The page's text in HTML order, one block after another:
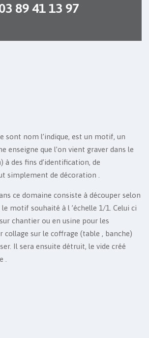
89 41 13 97
sont nom l’indique, est un motif, un
enseigne que l’on vient graver dans le
à des fins d’identification, de
simplement de décoration .
ce domaine consiste à découper selon
motif souhaité à l ’échelle 1/1. Celui ci
chantier ou en usine pour les
collage sur le coffrage (table , banche)
Il sera ensuite détruit, le vide créé